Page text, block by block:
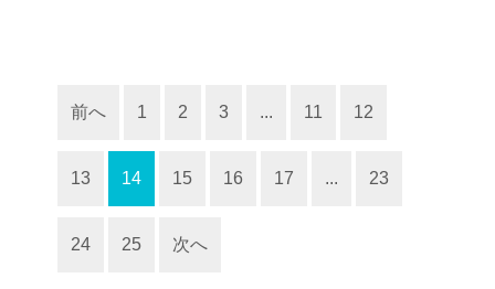
前へ 1 2 3 ... 11 12
13 14 15 16 17 ... 23
24 25 次へ